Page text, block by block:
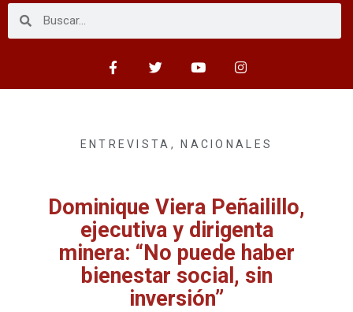
ENTREVISTA ,NACIONALES
Dominique Viera Peñailillo,
ejecutiva y dirigenta
minera: “No puede haber
bienestar social, sin
inversión”